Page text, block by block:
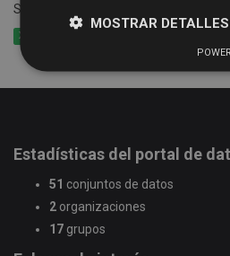
Salamanca
XLSX
Estadísticas del portal de
51 conjuntos de datos
2 organizaciones
17 grupos
MOSTRAR DETALLES